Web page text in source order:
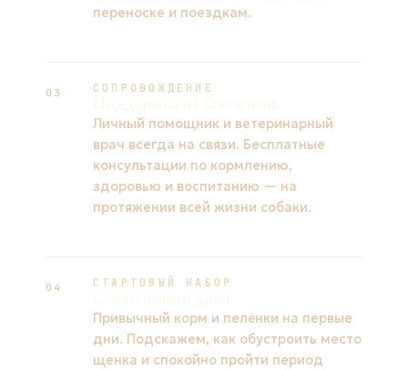
переноске и поездкам.
03 СОПРОВОЖДЕНИЕ
Личный помощник и ветеринарный
врач всегда на связи. Бесплатные
консультации по кормлению,
здоровью и воспитанию — на
протяжении всей жизни собаки.
04 СТАРТОВЫЙ НАБОР
Привычный корм и пелёнки на первые
дни. Подскажем, как обустроить место
щенка и спокойно пройти период